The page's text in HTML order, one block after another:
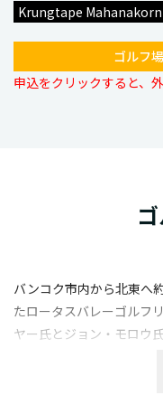
Krungtape Mahanakorn
ゴルフ
申込をクリックすると、
バンコク市内から北東へ
たロータスバレーゴルフ
ヤー氏とジョン・モロウ
Awards」というアワー